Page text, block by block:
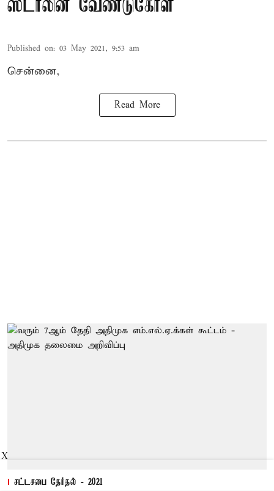
ஸ்டாலின் வேண்டுகோள்
Published on: 03 May 2021, 9:53 am
சென்னை,
Read More
சட்டசபை தேர்தல் - 2021
X